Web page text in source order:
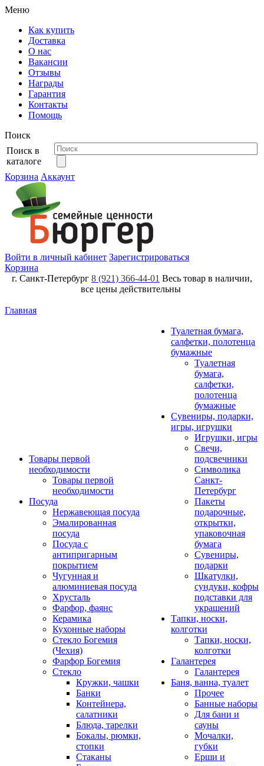
Меню
Как купить
Доставка
О нас
Вакансии
Отзывы
Награды
Гарантия
Контакты
Помощь
Поиск
Поиск в
каталоге
Корзина Аккаунт
Войти в личный кабинет Зарегистрироваться
Корзина
г. Санкт-Петербург 8 (921) 366-44-01 Весь товар в наличии,
все цены действительны
Главная
Товары первой
необходимости
Товары первой
необходимости
Посуда
Нержавеющая посуда
Эмалированная
посуда
Посуда с
антипригарным
покрытием
Чугунная и
алюминиевая посуда
Хрусталь
Фарфор, фаянс
Керамика
Кухонные наборы
Стекло Богемия
(Чехия)
Фарфор Богемия
Стекло
Кружки, чашки
Банки
Контейнера,
салатники
Блюда, тарелки
Бокалы, рюмки,
стопки
Стаканы
Туалетная бумага,
салфетки, полотенца
бумажные
Туалетная
бумага,
салфетки,
полотенца
бумажные
Сувениры, подарки,
игры, игрушки
Игрушки, игры
Свечи,
подсвечники
Символика
Санкт-
Петербург
Пакеты
подарочные,
открытки,
упаковочная
бумага
Сувениры,
подарки
Шкатулки,
сундуки, кофры
подставки для
украшений
Тапки, носки,
колготки
Тапки, носки,
колготки
Галантерея
Галантерея
Баня, ванна, туалет
Прочее
Банные наборы
Для бани и
сауны
Мочалки,
губки
Ерши и